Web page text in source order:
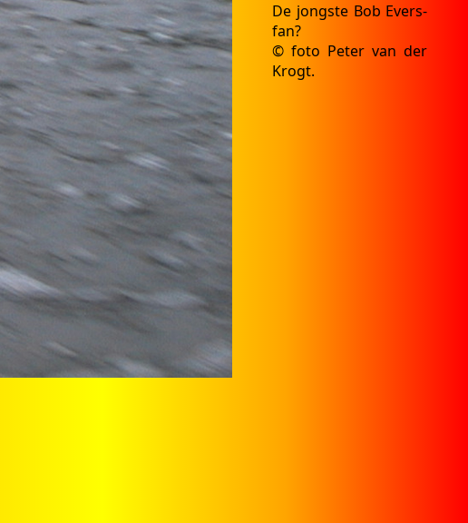
De jongste Bob Evers-
fan?
© foto Peter van der
Krogt.